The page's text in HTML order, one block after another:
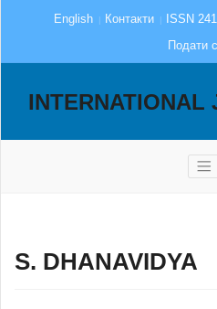
English Контакти
ISSN
Подати
INTERNATIONAL
S. DHANAVIDYA